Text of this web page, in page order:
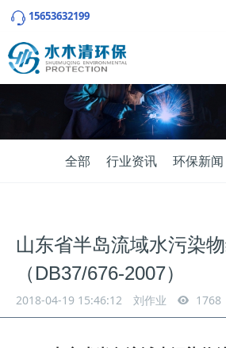
15653632199
全部 行业资讯 环保新闻
山东省半岛流域水污染
（DB37/676-2007）
2018-04-19 15:46:12 刘作业 1768